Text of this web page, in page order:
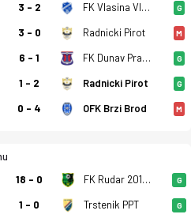
1-1 bitti. Gol anları,
3 - 2 FK Vlasina Vlasotince G
3 - 0 Radnicki Pirot M
6 - 1 FK Dunav Prahovo G
1 - 2 Radnicki Pirot G
0 - 4 OFK Brzi Brod M
18 - 0 FK Rudar 2016 Aleksinački Rudnik G
1 - 0 Trstenik PPT G